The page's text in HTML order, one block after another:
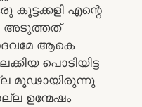
എന്റെ
അടുത്തത്
ആകെ
പൊടിയിട്ട
മൂഢായിരുന്നു
ഉന്മേഷം